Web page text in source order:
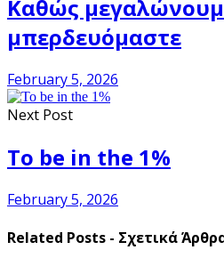
Καθώς
μπερδευόμαστε
February 5, 2026
Next Post
To be in the 1%
February 5, 2026
Related Posts - Σχετικά